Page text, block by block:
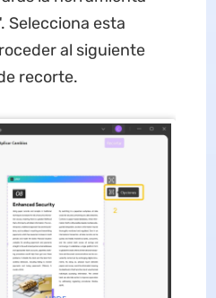
Selecciona esta
al siguiente
recorte.